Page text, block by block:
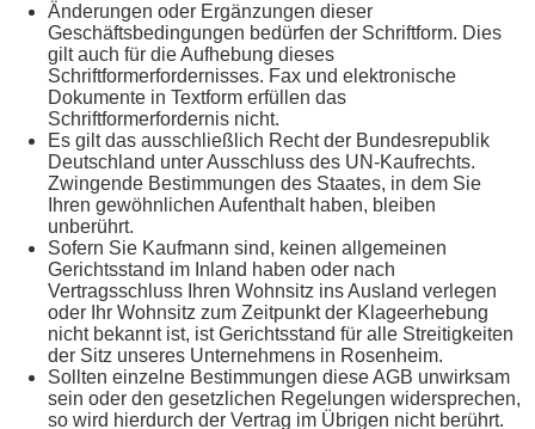
Änderungen oder Ergänzungen dieser
Geschäftsbedingungen bedürfen der Schriftform. Dies
gilt auch für die Aufhebung dieses
Schriftformerfordernisses. Fax und elektronische
Dokumente in Textform erfüllen das
Schriftformerfordernis nicht.
Es gilt das ausschließlich Recht der Bundesrepublik
Deutschland unter Ausschluss des UN-Kaufrechts.
Zwingende Bestimmungen des Staates, in dem Sie
Ihren gewöhnlichen Aufenthalt haben, bleiben
unberührt.
Sofern Sie Kaufmann sind, keinen allgemeinen
Gerichtsstand im Inland haben oder nach
Vertragsschluss Ihren Wohnsitz ins Ausland verlegen
oder Ihr Wohnsitz zum Zeitpunkt der Klageerhebung
nicht bekannt ist, ist Gerichtsstand für alle Streitigkeiten
der Sitz unseres Unternehmens in Rosenheim.
Sollten einzelne Bestimmungen diese AGB unwirksam
sein oder den gesetzlichen Regelungen widersprechen,
so wird hierdurch der Vertrag im Übrigen nicht berührt.